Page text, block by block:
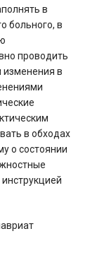
в
больного, в
проводить
изменения в
в обходах
о состоянии